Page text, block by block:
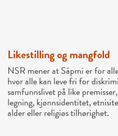
Likestilling og mangfold
NSR mener at Sápmi er for
hvor alle kan leve fri for
samfunnslivet på like
legning, kjønnsidentitet,
alder eller religiøs tilhørighet.